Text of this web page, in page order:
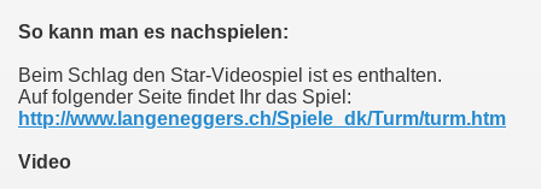
So kann man es nachspielen:
Beim Schlag den Star-Videospiel ist es enthalten.
Auf folgender Seite findet Ihr das Spiel:
http://www.langeneggers.ch/Spiele_dk/Turm/turm.htm
Video